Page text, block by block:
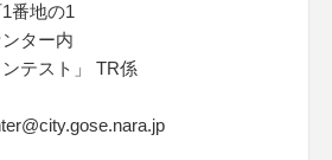
番地の1
ター内
ンテスト」 TR係